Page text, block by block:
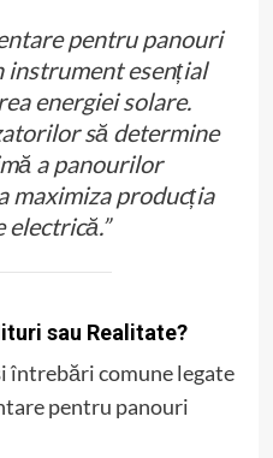
pentru panouri
instrument esențial
energiei solare.
să determine
a panourilor
maximiza producția
electrică.”
sau Realitate?
întrebări comune legate
pentru panouri